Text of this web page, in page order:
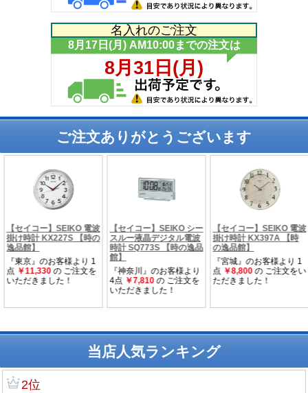
名入れのご注文
ご注文ありがとうございます
当店人気ランキング